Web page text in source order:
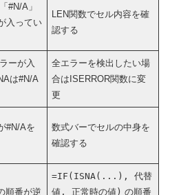
#N/A」
入ってい
LEN関数でセル内容を確
認する
ーが入
は#N/A
全エラーを検出したい場
合はISERROR関数に変
更
#N/Aを
数式バーでセルの中身を
確認する
順番が逆
=IF(ISNA(...), 代替
値, 正常時の値) の順番